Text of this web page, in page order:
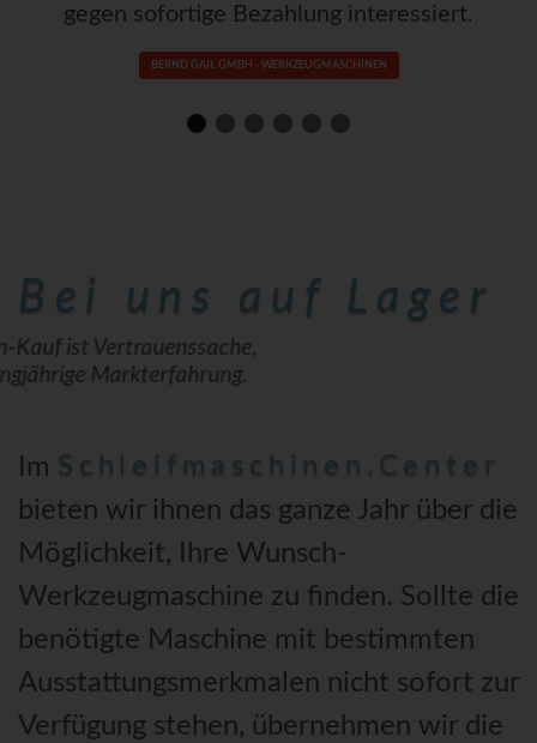
gegen sofortige Bezahlung interessiert.
BERND GAIL GMBH - WERKZEUGMASCHINEN
Bei uns auf Lager
Werkzeugmaschinen-Kauf ist Vertrauenssache,
nutzen Sie unsere langjährige Markterfahrung.
Im Schleifmaschinen.Center
bieten wir ihnen das ganze Jahr über die
Möglichkeit, Ihre Wunsch-
Werkzeugmaschine zu finden. Sollte die
benötigte Maschine mit bestimmten
Ausstattungsmerkmalen nicht sofort zur
Verfügung stehen, übernehmen wir die